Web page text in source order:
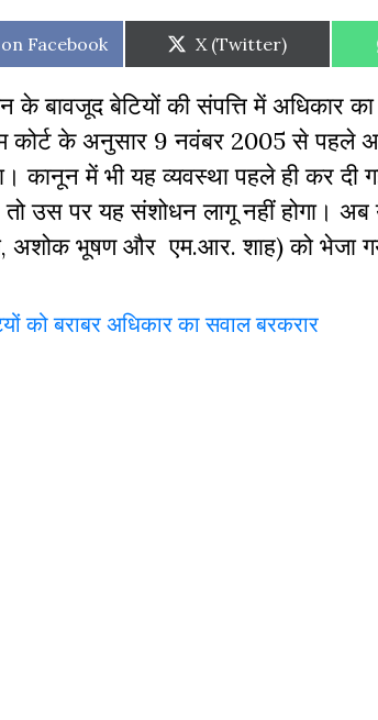
Facebook
Share
on
X (Twitter)
बावजूद बेटियों की संपत्ति में अधिकार का
के अनुसार 9 नवंबर 2005 से पहले
कानून में भी यह व्यवस्था पहले ही कर दी
उस पर यह संशोधन लागू नहीं होगा। अब
अशोक भूषण और एम.आर. शाह) को भेजा
को बराबर अधिकार का सवाल बरकरार